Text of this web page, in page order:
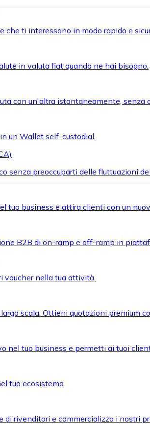
che ti interessano in modo rapido e
in valuta fiat quando ne hai bisogno.
con un'altra istantaneamente, senza
un Wallet self-custodial.
senza preoccuparti delle fluttuazioni
tuo business e attira clienti con un
B2B di on-ramp e off-ramp in
voucher nella tua attività.
scala. Ottieni quotazioni premium
nel tuo business e permetti ai tuoi
tuo ecosistema.
di rivenditori e commercializza i nostri